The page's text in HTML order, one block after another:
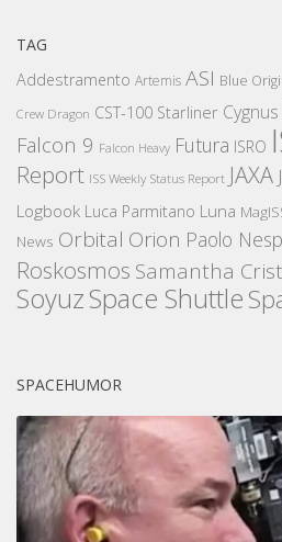
TAG
Addestramento Artemis ASI Blue
Crew Dragon CST-100 Starliner Cygnus
Falcon 9 Falcon Heavy Futura ISRO
Report ISS Weekly Status Report JAXA
Logbook Luca Parmitano Luna
News Orbital Orion Paolo
Roskosmos Samantha
SoyuzSpace Shuttle
SPACEHUMOR